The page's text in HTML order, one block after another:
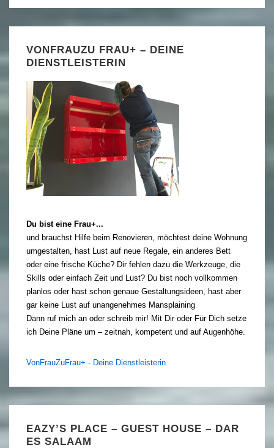
VONFRAUZU FRAU+ – DEINE
DIENSTLEISTERIN
Du bist eine Frau+...
und brauchst Hilfe beim Renovieren, möchtest deine Wohnung
umgestalten, hast Lust auf neue Regale, ein anderes Bett
oder eine frische Küche? Dir fehlen dazu die Werkzeuge, die
Skills oder einfach Zeit und Lust? Du bist noch vollkommen
planlos oder hast schon genaue Gestaltungsideen, hast aber
gar keine Lust auf unangenehmes Mansplaining
Dann ruf mich an oder schreib mir! Mit Dir oder Für Dich setze
ich Deine Pläne um – zeitnah, kompetent und auf Augenhöhe.
VonFrauZuFrau+ - Deine Dienstleisterin
EAZY’S PLACE – GUEST HOUSE – DAR
ES SALAAM